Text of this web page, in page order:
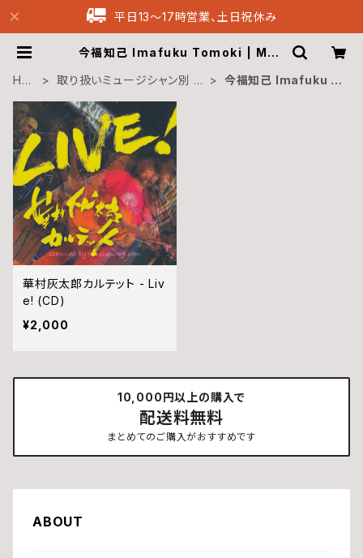
平日13〜17時営業、土日祝休み
今福知己 Imafuku Tomoki | Mus
HO
取り扱いミュージシャン別 M
今福知己 Imafuku T
華村灰太郎カルテット - Liv
e! (CD)
¥2,000
10,000円以上の購入で
配送料無料
まとめてのご購入がおすすめです
ABOUT